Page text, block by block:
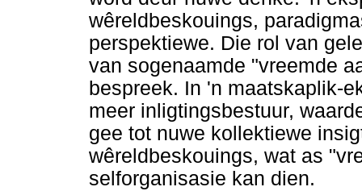
wêreldbeskouings,
perspektiewe. Die rol van
van sogenaamde "vreemde
bespreek. In 'n maatskaplik-
meer inligtingsbestuur,
gee tot nuwe kollektiewe
wêreldbeskouings, wat as
selforganisasie kan dien.